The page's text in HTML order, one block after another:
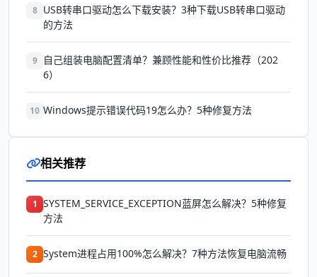
8 USB转串口驱动怎么下载安装？3种下载USB转串口驱动
的方法
9
自己组装电脑配置清单？兼顾性能和性价比推荐（202
6）
10 Windows提示错误代码19怎么办？5种修复方法
相关推荐
1 SYSTEM_SERVICE_EXCEPTION蓝屏怎么解决？5种修复
方法
2 System进程占用100%怎么解决？7种方法恢复电脑流畅